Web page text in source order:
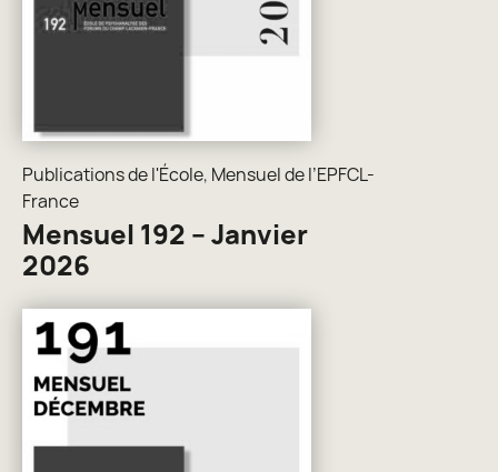
Publications de l'École, Mensuel de l’EPFCL-
France
Mensuel 192 – Janvier
2026